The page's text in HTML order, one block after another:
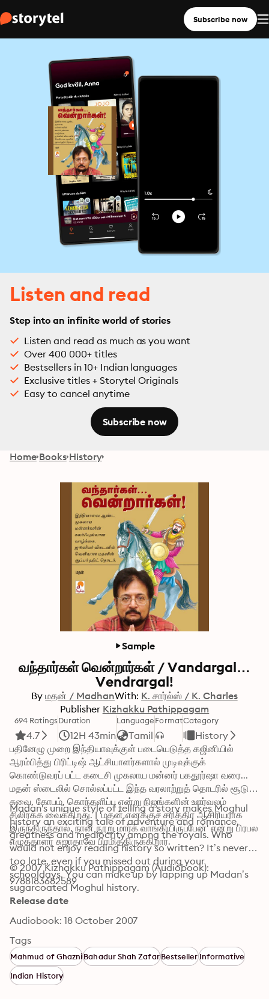
Subscribe now
Listen and read
Step into an infinite world of stories
Listen and read as much as you want
Over 400 000+ titles
Bestsellers in 10+ Indian languages
Exclusive titles + Storytel Originals
Easy to cancel anytime
Subscribe now
Home Books History
Sample
வந்தார்கள் வென்றார்கள் / Vandargal…
Vendrargal!
By மதன் / MadhanWith: K. சார்ல்ஸ் / K. Charles
Publisher Kizhakku Pathippagam
694 Ratings
4.7
Duration
12H 43min
Language
Tamil
FormatCategory
History
பதினேழு முறை இந்தியாவுக்குள் படையெடுத்த கஜினியில்
ஆரம்பித்து பிரிட்டிஷ் ஆட்சியாளர்களால் முடிவுக்குக்
கொண்டுவரப் பட்ட கடைசி முகலாய மன்னர் பகதூர்ஷா வரை...
மதன் ஸ்டைலில் சொல்லப்பட்ட இந்த வரலாற்றுத் தொடரில் சூடு,
சுவை, கோபம், கொந்தளிப்பு என்று நிஜங்களின் ஊர்வலம்
சிலிர்க்க வைக்கிறது. | 'மதன் எனக்குச் சரித்திர ஆசிரியராக
இருந்திருந்தால், நான் நூறு மார்க் வாங்கியிருப்பேன்' என்று பிரபல
எழுத்தாளர் சுஜாதாவே பிரமித்திருக்கிறார்.
Madan's unique style of telling a story makes Moghul
history an exciting tale of adventure and romance,
greatness and mediocrity among the royals. Who
would not enjoy reading history so written? It’s never
too late, even if you missed out during your
schooldays. You can make up by lapping up Madan’s
sugarcoated Moghul history.
© 2007 Kizhakku Pathippagam (Audiobook):
9788183682589
Release date
Audiobook: 18 October 2007
Tags
Mahmud of GhazniBahadur Shah ZafarBestsellerInformative
Indian History